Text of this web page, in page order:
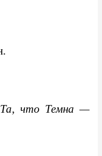
что Темна —